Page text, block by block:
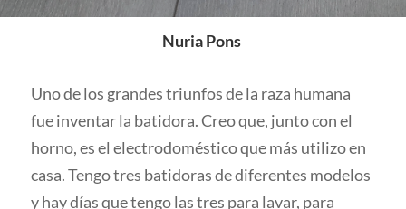
Nuria Pons
Uno de los grandes triunfos de la raza humana
fue inventar la batidora. Creo que, junto con el
horno, es el electrodoméstico que más utilizo en
casa. Tengo tres batidoras de diferentes modelos
y hay días que tengo las tres para lavar, para